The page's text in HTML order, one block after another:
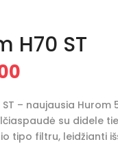
H70 ST
ST – naujausia Hurom
su didele
tipo filtru, leidžianti